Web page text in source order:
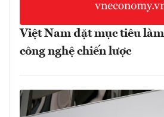
Việt Nam đặt mục tiêu
công nghệ chiến lược